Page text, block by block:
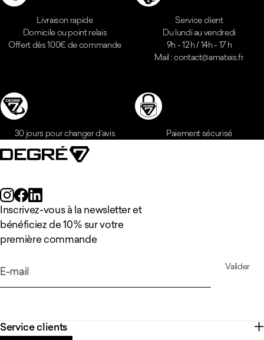
Livraison rapide
Domicile ou point relais
Offert dès 100€ de commande
Service client
Du lundi au vendredi
9h - 12 h / 14h - 17 h
Mail : contact@amateis.fr
Inscrivez-vous à la newsletter et
bénéficiez de 10 % sur votre
première commande
E-mail Valider
Service clients